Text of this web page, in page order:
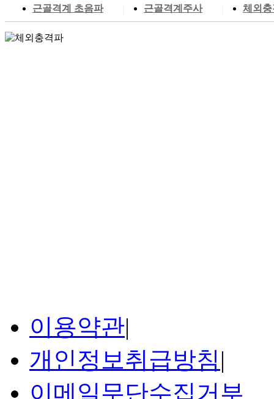
근골격계 초음파 근골격계주사 체외
이용약관|
개인정보취급방침 |
이메일무단수집거부